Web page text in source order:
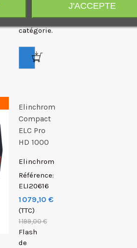
sa
catégorie.
Elinchrom
Compact
ELC Pro
HD 1000
Elinchrom
Référence:
ELI20616
1 079,10 €
(TTC)
1 199,00 €
Flash
de
J'ACCEPTE